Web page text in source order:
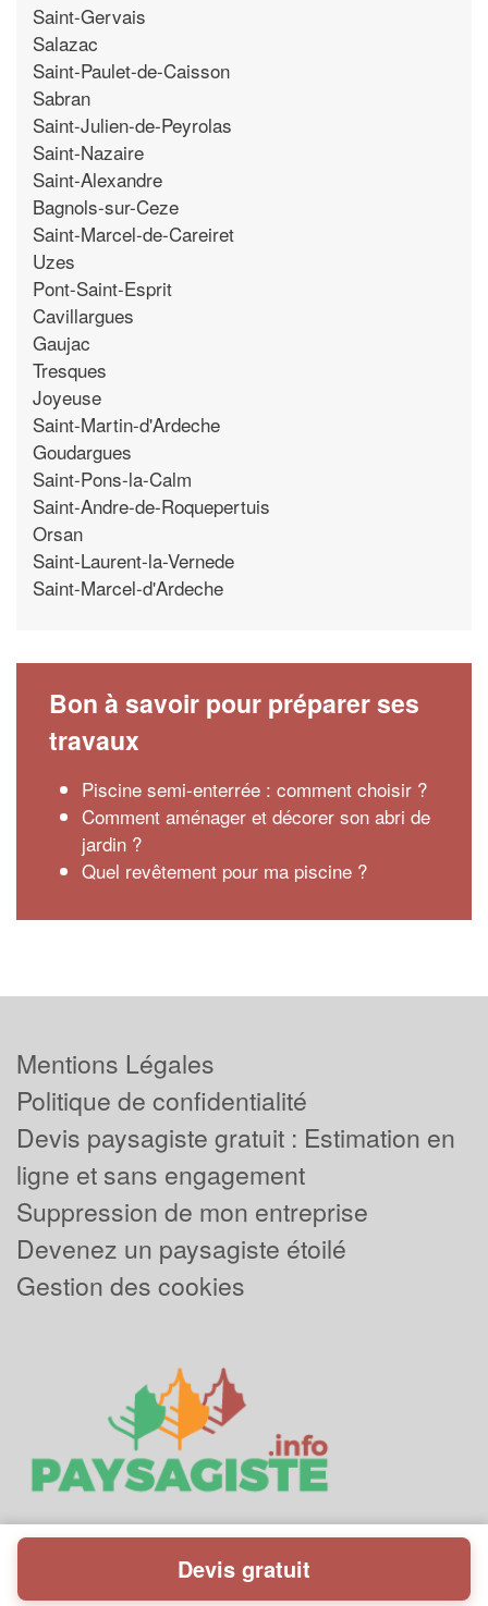
Saint-Gervais
Salazac
Saint-Paulet-de-Caisson
Sabran
Saint-Julien-de-Peyrolas
Saint-Nazaire
Saint-Alexandre
Bagnols-sur-Ceze
Saint-Marcel-de-Careiret
Uzes
Pont-Saint-Esprit
Cavillargues
Gaujac
Tresques
Joyeuse
Saint-Martin-d'Ardeche
Goudargues
Saint-Pons-la-Calm
Saint-Andre-de-Roquepertuis
Orsan
Saint-Laurent-la-Vernede
Saint-Marcel-d'Ardeche
Bon à savoir pour préparer ses
travaux
Piscine semi-enterrée : comment choisir ?
Comment aménager et décorer son abri de
jardin ?
Quel revêtement pour ma piscine ?
Mentions Légales
Politique de confidentialité
Devis paysagiste gratuit : Estimation en
ligne et sans engagement
Suppression de mon entreprise
Devenez un paysagiste étoilé
Gestion des cookies
Powered byPlus que pro
Devis gratuit